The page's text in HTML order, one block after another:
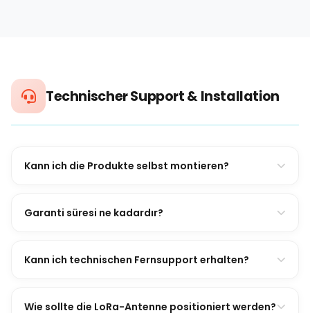
Technischer Support & Installation
Kann ich die Produkte selbst montieren?
Garanti süresi ne kadardır?
Kann ich technischen Fernsupport erhalten?
Wie sollte die LoRa-Antenne positioniert werden?